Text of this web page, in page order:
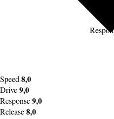
Speed 8,0
Drive9,0
Response9,0
Release8,0